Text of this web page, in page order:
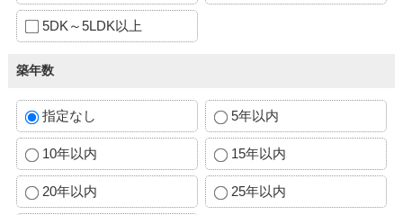
5DK～5LDK以上
築年数
指定なし 5年以内
10年以内 15年以内
20年以内 25年以内